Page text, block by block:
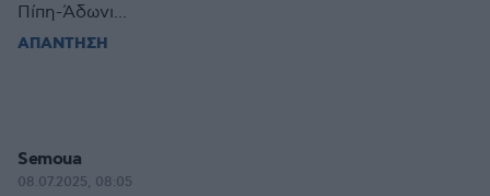
Πίπη-Άδωνι...
ΑΠΑΝΤΗΣΗ
Semoua
08.07.2025, 08:05